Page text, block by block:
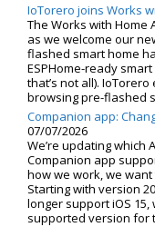
IoTorero joins Works
The Works with Home
as we welcome our
flashed smart home
ESPHome-ready
that’s not all).
browsing pre-flashed
Companion app:
07/07/2026
We’re updating which
Companion app
how we work, we
Starting with version
longer support iOS 15,
supported version for